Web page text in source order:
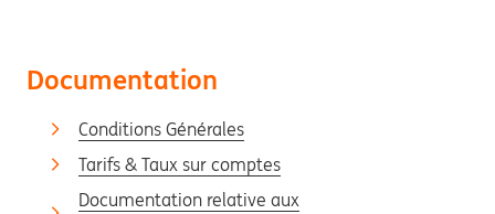
Documentation
Conditions Générales
Tarifs & Taux sur comptes
Documentation relative aux